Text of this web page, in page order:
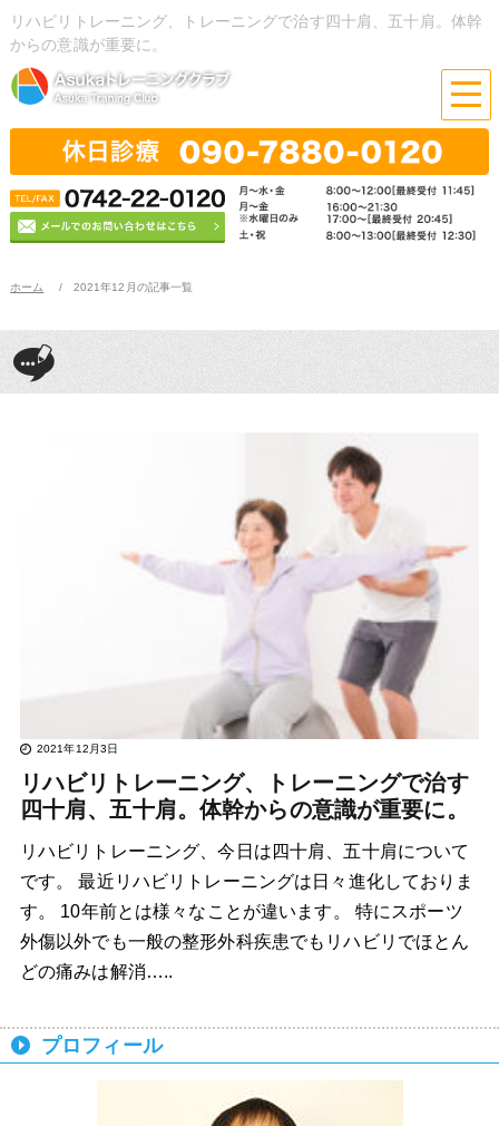
リハビリトレーニング、トレーニングで治す四十肩、五十肩。体幹
からの意識が重要に。
ホーム 2021年12月の記事一覧
2021年12月3日
リハビリトレーニング、トレーニングで治す
四十肩、五十肩。体幹からの意識が重要に。
リハビリトレーニング、今日は四十肩、五十肩について
です。 最近リハビリトレーニングは日々進化しておりま
す。 10年前とは様々なことが違います。 特にスポーツ
外傷以外でも一般の整形外科疾患でもリハビリでほとん
どの痛みは解消…..
プロフィール